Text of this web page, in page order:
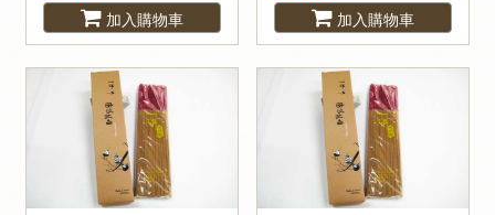
加入購物車 加入購物車